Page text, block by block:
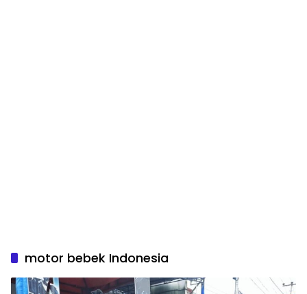
motor bebek Indonesia